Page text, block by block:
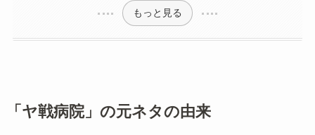
もっと見る
「ヤ戦病院」の元ネタの由来